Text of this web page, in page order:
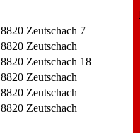
8820 Zeutschach 7
8820 Zeutschach
8820 Zeutschach 18
8820 Zeutschach
8820 Zeutschach
8820 Zeutschach